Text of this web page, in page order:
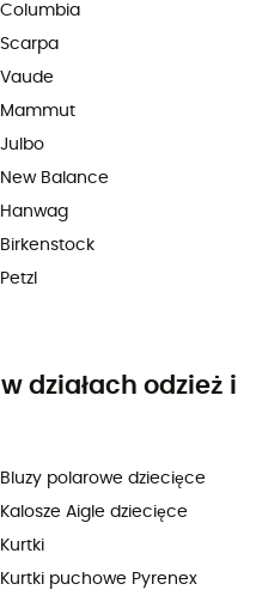
Columbia
Scarpa
Vaude
Mammut
Julbo
New Balance
Hanwag
Birkenstock
Petzl
działach odzież i
Bluzy polarowe dziecięce
Kalosze Aigle dziecięce
Kurtki
Kurtki puchowe Pyrenex